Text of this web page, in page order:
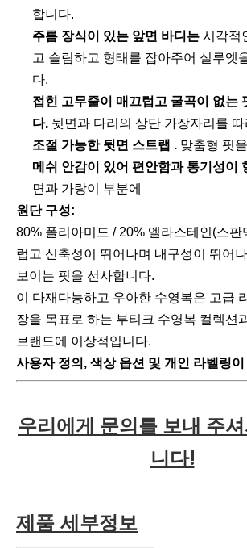
합니다.
주름 장식이 있는 앞면 바디는 시각적
고 슬림하고 형태를 잡아주어 실루엣
다.
접힌 고무줄이 매끄럽고 굴곡이 없는
다. 뒷면과 다리의 상단 가장자리를 따
조절 가능한 뒷면 스트랩 . 맞춤형 핏
메쉬 안감이 있어 편안함과 통기성이
면과 가랑이 부분에
원단 구성:
80% 폴리아미드 / 20% 엘라스테인(스
럽고 신축성이 뛰어나며 내구성이 뛰어
보이는 핏을 선사합니다.
이 다재다능하고 우아한 수영복은 고급
장을 목표로 하는 부티크 수영복 컬렉션
브랜드에 이상적입니다.
사용자 정의, 색상 옵션 및 개인 라벨링
우리에게 문의를 보내 주
니다!
제품 세부정보